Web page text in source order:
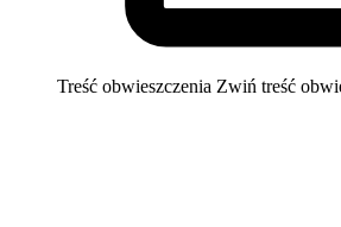
Treść obwieszczenia Zwiń treść